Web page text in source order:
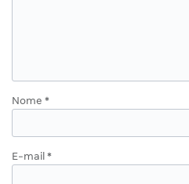
Nome *
E-mail *